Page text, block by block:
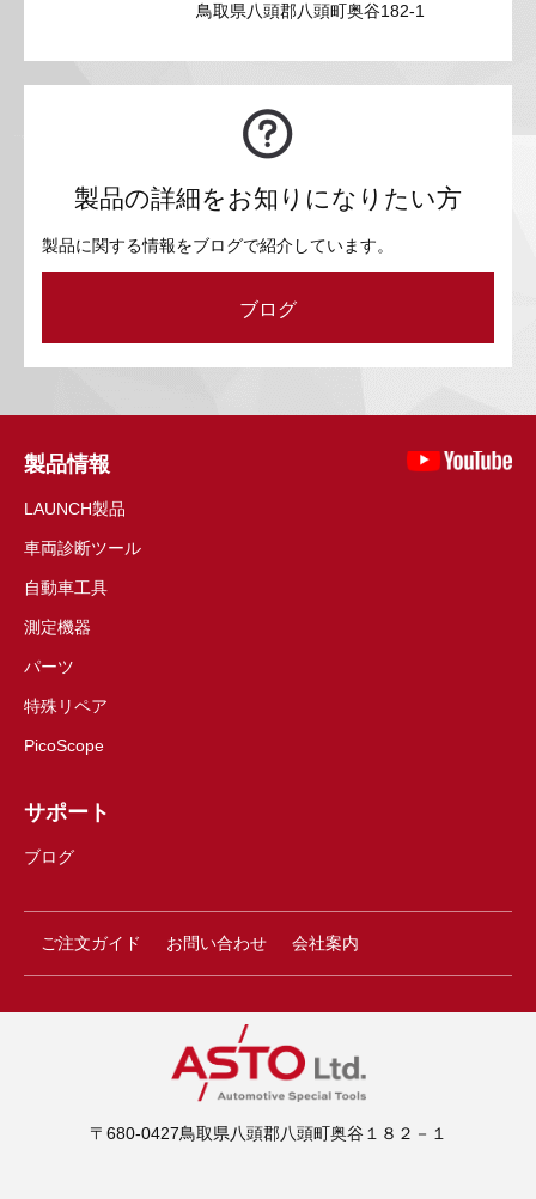
鳥取県八頭郡八頭町奥谷182-1
製品の詳細をお知りになりたい方
製品に関する情報をブログで紹介しています。
ブログ
製品情報
LAUNCH製品
車両診断ツール
自動車工具
測定機器
パーツ
特殊リペア
PicoScope
サポート
ブログ
ご注文ガイド お問い合わせ 会社案内
〒680-0427鳥取県八頭郡八頭町奥谷１８２－１